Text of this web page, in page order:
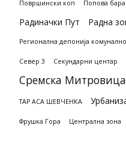
Површински коп Попова бара
Радиначки Пут Радна
Регионална депонија
Север 3 Секундарни центар
Сремска Митровица
ТАР АСА ШЕВЧЕНКА
Фрушка Гора Централна зона